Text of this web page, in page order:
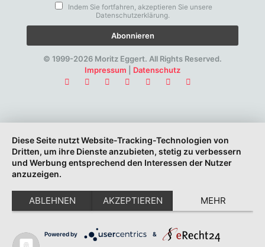
Indem Sie fortfahren, akzeptieren Sie unsere
Datenschutzerklärung.
© 1999-2026 Moritz Eggert. All Rights Reserved.
Impressum
Datenschutz
Diese Seite nutzt Website-Tracking-Technologien von
Dritten, um ihre Dienste anzubieten, stetig zu verbessern
und Werbung entsprechend den Interessen der Nutzer
anzuzeigen.
ABLEHNEN AKZEPTIEREN MEHR
Powered by &